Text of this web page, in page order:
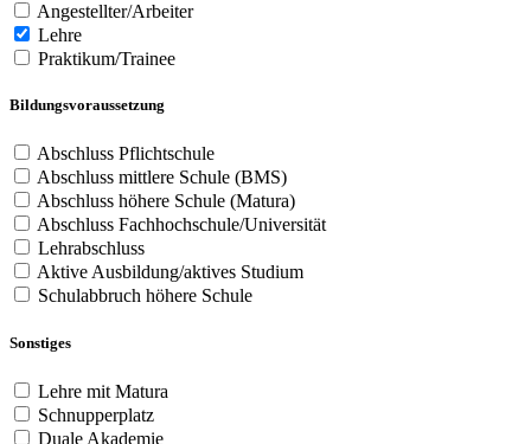
Angestellter/Arbeiter
Lehre
Praktikum/Trainee
Bildungsvoraussetzung
Abschluss Pflichtschule
Abschluss mittlere Schule (BMS)
Abschluss höhere Schule (Matura)
Abschluss Fachhochschule/Universität
Lehrabschluss
Aktive Ausbildung/aktives Studium
Schulabbruch höhere Schule
Sonstiges
Lehre mit Matura
Schnupperplatz
Duale Akademie